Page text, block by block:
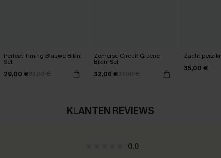
Perfect Timing Blauwe Bikini
Set
29,00 €33,00 €
Zomerse Circuit Groene
Bikini Set
32,00 €37,00 €
Zacht
35,00 €
KLANTEN REVIEWS
0.0